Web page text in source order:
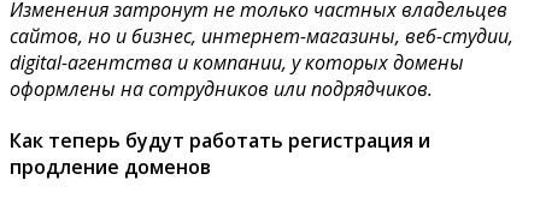
Изменения затронут не только частных владельцев
сайтов, но и бизнес, интернет-магазины, веб-студии,
digital-агентства и компании, у которых домены
оформлены на сотрудников или подрядчиков.
Как теперь будут работать регистрация и
продление доменов